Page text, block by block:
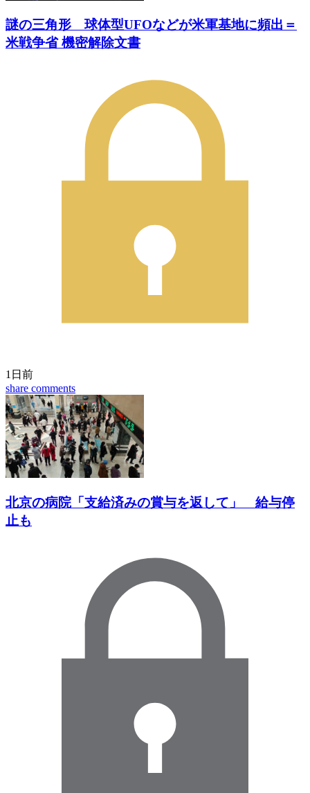
謎の三角形 球体型UFOなどが米軍基地に頻出＝
米戦争省 機密解除文書
1日前
share comments
北京の病院「支給済みの賞与を返して」 給与停
止も